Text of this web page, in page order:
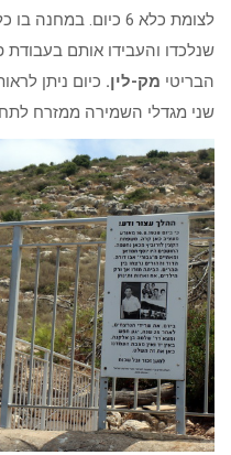
לצומת כלא 6 כיום.
שנלכדו והעבידו אותם
הבריטי מק-לין. כיום ניתן
שני מגדלי השמירה ממזרח